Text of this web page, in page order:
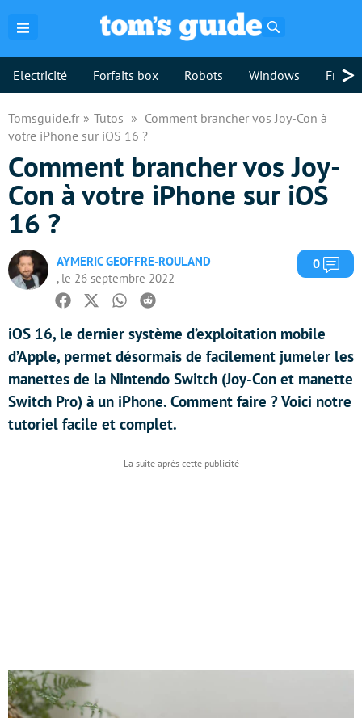
Electricité Forfaits box Robots Windows >
Tomsguide.fr Tutos
Comment brancher vos Joy-Con à
votre iPhone sur iOS 16 ?
Comment brancher vos Joy-
Con à votre iPhone sur iOS
16 ?
AYMERIC GEOFFRE-ROULAND
, le 26 septembre 2022
0
Facebook
TwitterWhatsapp
Reddit
iOS 16, le dernier système d’exploitation mobile
d’Apple, permet désormais de facilement jumeler les
manettes de la Nintendo Switch (Joy-Con et manette
Switch Pro) à un iPhone. Comment faire ? Voici notre
tutoriel facile et complet.